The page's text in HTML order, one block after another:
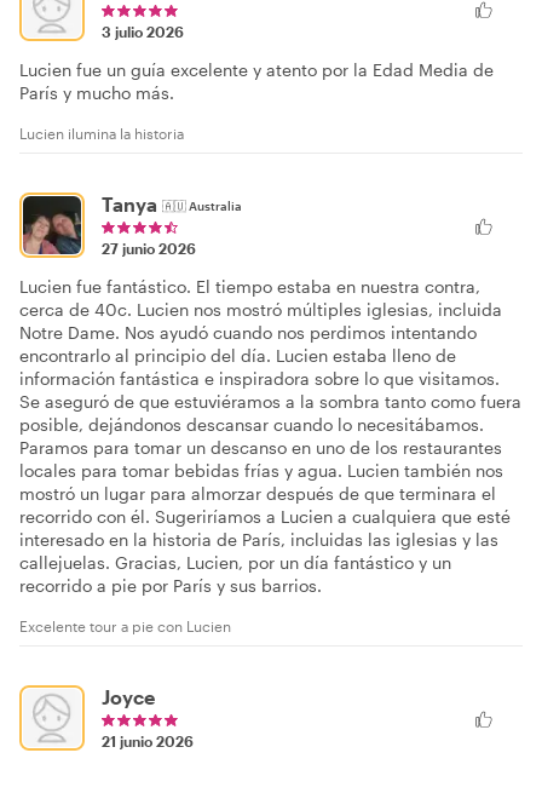
3 julio 2026
Lucien fue un guía excelente y atento por la Edad Media de
París y mucho más.
Lucien ilumina la historia
Tanya 🇦🇺Australia
27 junio 2026
Lucien fue fantástico. El tiempo estaba en nuestra contra,
cerca de 40c. Lucien nos mostró múltiples iglesias, incluida
Notre Dame. Nos ayudó cuando nos perdimos intentando
encontrarlo al principio del día. Lucien estaba lleno de
información fantástica e inspiradora sobre lo que visitamos.
Se aseguró de que estuviéramos a la sombra tanto como fuera
posible, dejándonos descansar cuando lo necesitábamos.
Paramos para tomar un descanso en uno de los restaurantes
locales para tomar bebidas frías y agua. Lucien también nos
mostró un lugar para almorzar después de que terminara el
recorrido con él. Sugeriríamos a Lucien a cualquiera que esté
interesado en la historia de París, incluidas las iglesias y las
callejuelas. Gracias, Lucien, por un día fantástico y un
recorrido a pie por París y sus barrios.
Excelente tour a pie con Lucien
Joyce
21 junio 2026